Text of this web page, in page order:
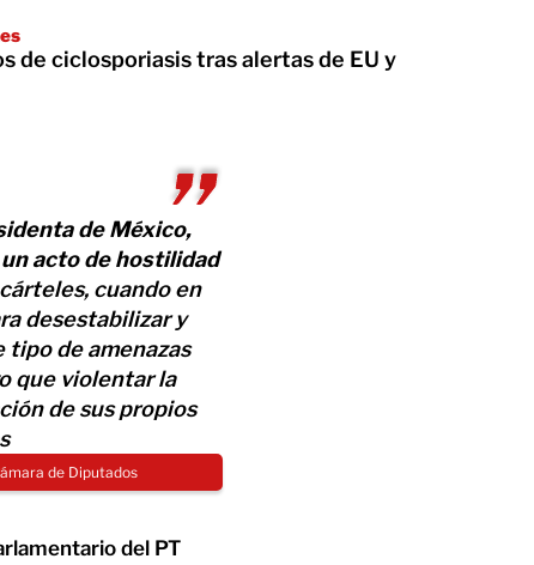
de ciclosporiasis tras alertas de EU y
de México,
acto de hostilidad
cuando en
desestabilizar y
de amenazas
que violentar la
de sus propios
de Diputados
del PT